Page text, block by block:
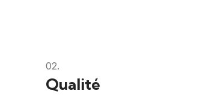
02.
Qualité